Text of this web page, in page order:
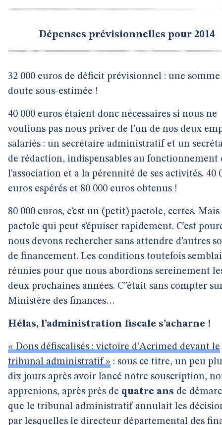
Dépenses prévisionnelles pour 2014
32 000 euros de déficit prévisionnel : une somme
doute sous-estimée !
40 000 euros étaient donc nécessaires si nous ne
voulions pas nous priver de l’un de nos deux
salariés : un secrétaire administratif et un
de rédaction, indispensables au fonctionnement
l’association et a la pérennité de ses activités. 40
euros espérés et 80 000 euros obtenus !
80 000 euros, c’est un (petit) pactole, certes.
pactole qui peut s’épuiser rapidement. C’est
nous devons rechercher sans attendre d’autres
de financement. Les conditions toutefois
réunies pour que nous abordions sereinement
deux prochaines années. C’’était sans compter
Ministère des finances…
Hélas, l’administration fiscale s’acharne !
« Dons défiscalisés : victoire d‘Acrimed devant le
tribunal administratif » : sous ce titre, un peu
dix jours après avoir lancé notre souscription,
apprenions, après près de quatre ans de
que le tribunal administratif annulait les
par lesquelles le directeur départemental des